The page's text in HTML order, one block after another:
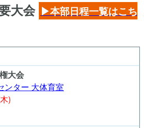
大会 ▶本部日程一覧はこち
大会
ンター 大体育室
)